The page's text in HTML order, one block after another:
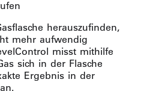
herauszufinden,
mehr aufwendig
misst mithilfe
sich in der Flasche
Ergebnis in der